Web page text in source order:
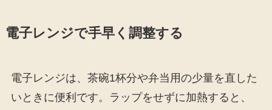
電子レンジで手早く調整する
電子レンジは、茶碗1杯分や弁当用の少量を直した
いときに便利です。ラップをせずに加熱すると、